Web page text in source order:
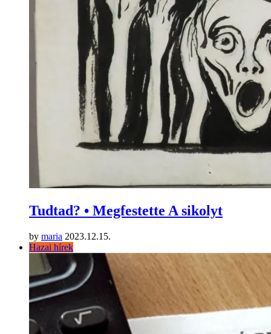
Tudtad? • Megfestette A sikolyt
by maria 2023.12.15.
Hazai hírek